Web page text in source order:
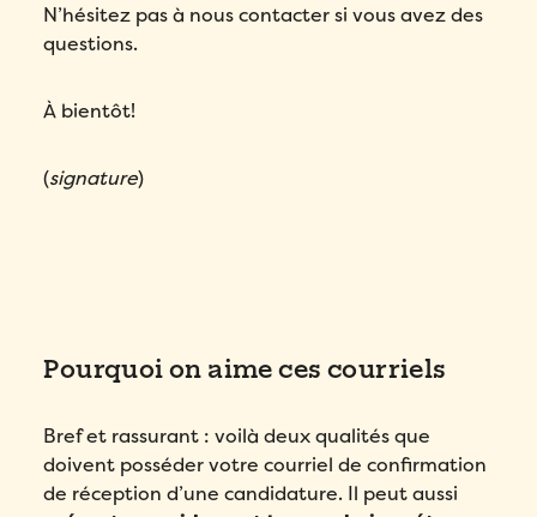
N’hésitez pas à nous contacter si vous avez des
questions.
À bientôt!
(signature)
Pourquoi on aime ces courriels
Bref et rassurant : voilà deux qualités que
doivent posséder votre courriel de confirmation
de réception d’une candidature. Il peut aussi